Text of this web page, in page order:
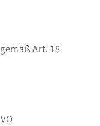
Art. 18